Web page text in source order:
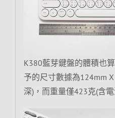
K380藍芽鍵盤的體積也
予的尺寸數據為124mm
深)，而重量僅423克(含電